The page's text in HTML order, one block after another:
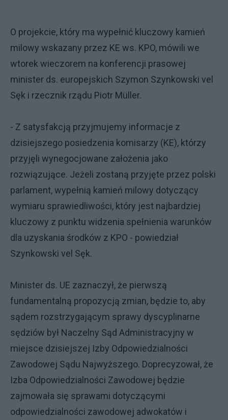
O projekcie, który ma wypełnić kluczowy kamień
milowy wskazany przez KE ws. KPO, mówili we
wtorek wieczorem na konferencji prasowej
minister ds. europejskich Szymon Szynkowski vel
Sęk i rzecznik rządu Piotr Müller.
- Z satysfakcją przyjmujemy informacje z
dzisiejszego posiedzenia komisarzy (KE), którzy
przyjęli wynegocjowane założenia jako
rozwiązujące. Jeżeli zostaną przyjęte przez polski
parlament, wypełnią kamień milowy dotyczący
wymiaru sprawiedliwości, który jest najbardziej
kluczowy z punktu widzenia spełnienia warunków
dla uzyskania środków z KPO - powiedział
Szynkowski vel Sęk.
Minister ds. UE zaznaczył, że pierwszą
fundamentalną propozycją zmian, będzie to, aby
sądem rozstrzygającym sprawy dyscyplinarne
sędziów był Naczelny Sąd Administracyjny w
miejsce dzisiejszej Izby Odpowiedzialności
Zawodowej Sądu Najwyższego. Doprecyzował, że
Izba Odpowiedzialności Zawodowej będzie
zajmowała się sprawami dotyczącymi
odpowiedzialności zawodowej adwokatów i